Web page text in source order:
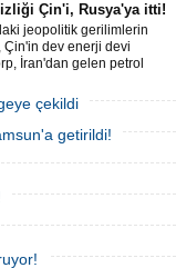
Çin'i, Rusya'ya itti!
jeopolitik gerilimlerin
Çin'in dev enerji devi
İran'dan gelen petrol
çevirdi. Dünyanın en
şirketlerinden biri olan
yaşanan 'savaş'
arzı telafi etmek
Rus petrolüne
çekildi
getirildi!